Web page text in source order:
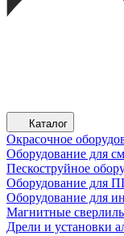
Каталог
Окрасочное
Оборудование для
Пескоструйное
Оборудование для
Оборудование для
Магнитные
Дрели и установки